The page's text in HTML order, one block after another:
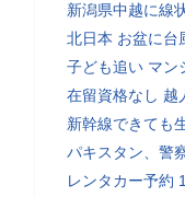
新潟県中越に線
北日本 お盆に台
子ども追い マン
在留資格なし 越
新幹線できても
パキスタン、警
レンタカー予約